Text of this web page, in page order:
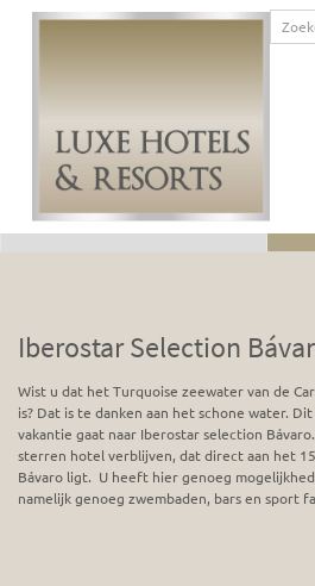
Iberostar Selection
Wist u dat het Turquoise zeewater van de
is? Dat is te danken aan het schone water.
vakantie gaat naar Iberostar selection
sterren hotel verblijven, dat direct aan het
Bávaro ligt. U heeft hier genoeg
namelijk genoeg zwembaden, bars en sport